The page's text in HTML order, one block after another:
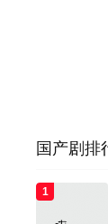
国产剧排
1